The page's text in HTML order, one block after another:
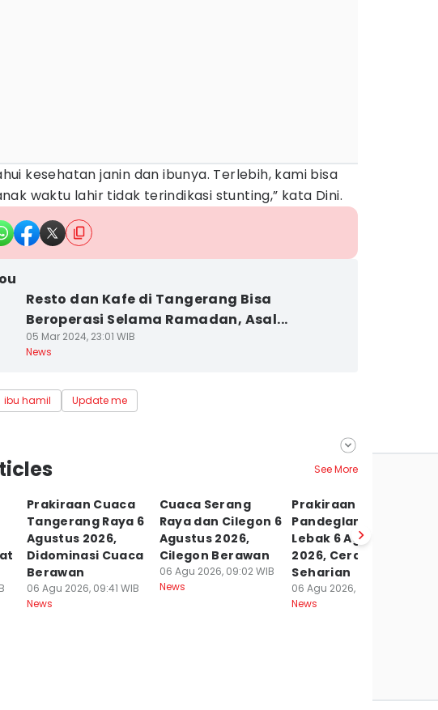
kesehatan janin dan ibunya. Terlebih, kami bisa
waktu lahir tidak terindikasi stunting,” kata Dini.
Resto dan Kafe di Tangerang Bisa
Beroperasi Selama Ramadan, Asal...
05 Mar 2024, 23:01 WIB
News
ibu hamil Update me
F Malau
See More
Prakiraan Cuaca
Tangerang Raya 6
Agustus 2026,
Didominasi Cuaca
Berawan
06 Agu 2026, 09:41 WIB
News
Cuaca Serang
Raya dan Cilegon 6
Agustus 2026,
Cilegon Berawan
06 Agu 2026, 09:02 WIB
News
Prakiraan Cuaca
Pandeglang dan
Lebak 6 Agustus
2026, Cerah
Seharian
06 Agu 2026, 08:59 WIB
News